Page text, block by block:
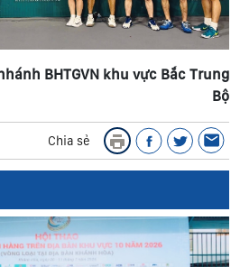
BHTGVN khu vực Bắc Trung
Bộ
Chia sẻ